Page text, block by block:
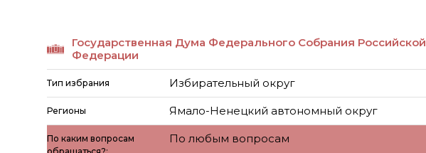
Государственная Дума Федерального Собрания Российской
Федерации
Тип избрания Избирательный округ
Регионы Ямало-Ненецкий автономный округ
По каким вопросам
По любым вопросам